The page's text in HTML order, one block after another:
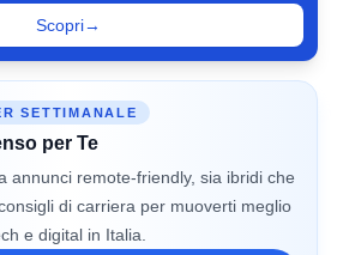
Scopri→
SETTIMANALE
per Te
annunci remote-friendly, sia ibridi che
di carriera per muoverti meglio
e digital in Italia.